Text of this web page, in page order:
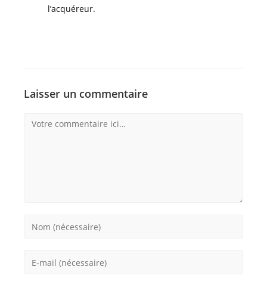
l’acquéreur.
Laisser un commentaire